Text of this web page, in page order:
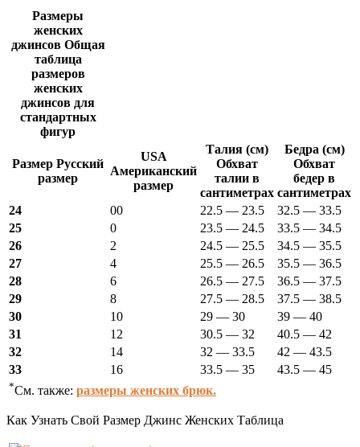
Размеры
женских
джинсов Общая
таблица
размеров
женских
джинсов для
стандартных
фигур
Размер Русский
размер
USA
Американский
размер
Талия (см)
Обхват
талии в
сантиметрах
Бедра (см)
Обхват
бедер в
сантиметрах
24
00 22.5 — 23.5
32.5 — 33.5
25
0 23.5 — 24.5
33.5 — 34.5
26
2 24.5 — 25.5
34.5 — 35.5
27
4 25.5 — 26.5
35.5 — 36.5
28
6 26.5 — 27.5
36.5 — 37.5
29
8 27.5 — 28.5
37.5 — 38.5
30
10 29 — 30
39 — 40
31
12 30.5 — 32
40.5 — 42
32
14 32 — 33.5
42 — 43.5
33
16 33.5 — 35 43.5 — 45
*См. также: размеры женских брюк.
Как Узнать Свой Размер Джинс Женских Таблица